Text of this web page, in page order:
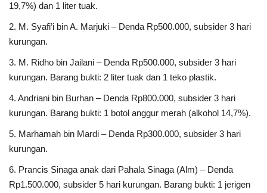
19,7%) dan 1 liter tuak.
2. M. Syafi’i bin A. Marjuki – Denda Rp500.000, subsider 3 hari
kurungan.
3. M. Ridho bin Jailani – Denda Rp500.000, subsider 3 hari
kurungan. Barang bukti: 2 liter tuak dan 1 teko plastik.
4. Andriani bin Burhan – Denda Rp800.000, subsider 3 hari
kurungan. Barang bukti: 1 botol anggur merah (alkohol 14,7%).
5. Marhamah bin Mardi – Denda Rp300.000, subsider 3 hari
kurungan.
6. Prancis Sinaga anak dari Pahala Sinaga (Alm) – Denda
Rp1.500.000, subsider 5 hari kurungan. Barang bukti: 1 jerigen